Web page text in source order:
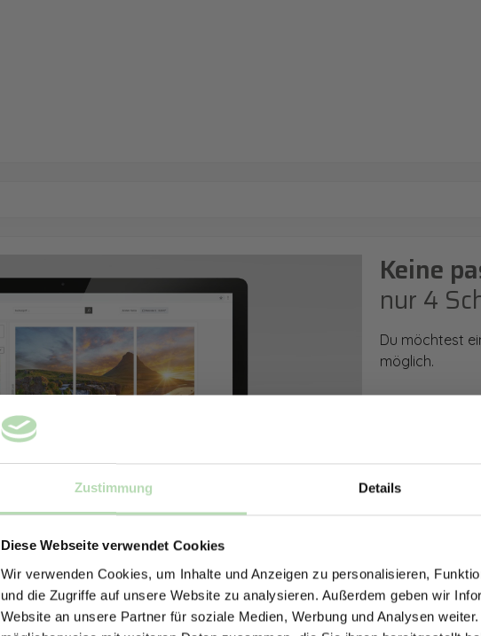
Zustimmung Details
Diese Webseite verwendet Cookies
Wir verwenden Cookies, um Inhalte und Anzeigen zu personalisieren,
und die Zugriffe auf unsere Website zu analysieren. Außerdem geben wir
Website an unsere Partner für soziale Medien, Werbung und Analysen
Keine
nur 4
Du möchtest
möglich.
So einfach
Rückwand.
Mithilfe
dargestellt.
Zum
Jetzt zum